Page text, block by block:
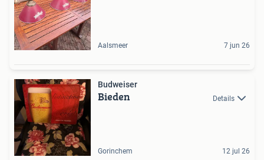
Aalsmeer 7 jun 26
Budweiser
Bieden Details
Gorinchem 12 jul 26